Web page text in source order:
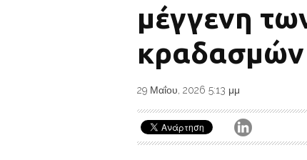
μέγγενη
κραδασμών
29 Μαΐου, 2026 5:13 μμ